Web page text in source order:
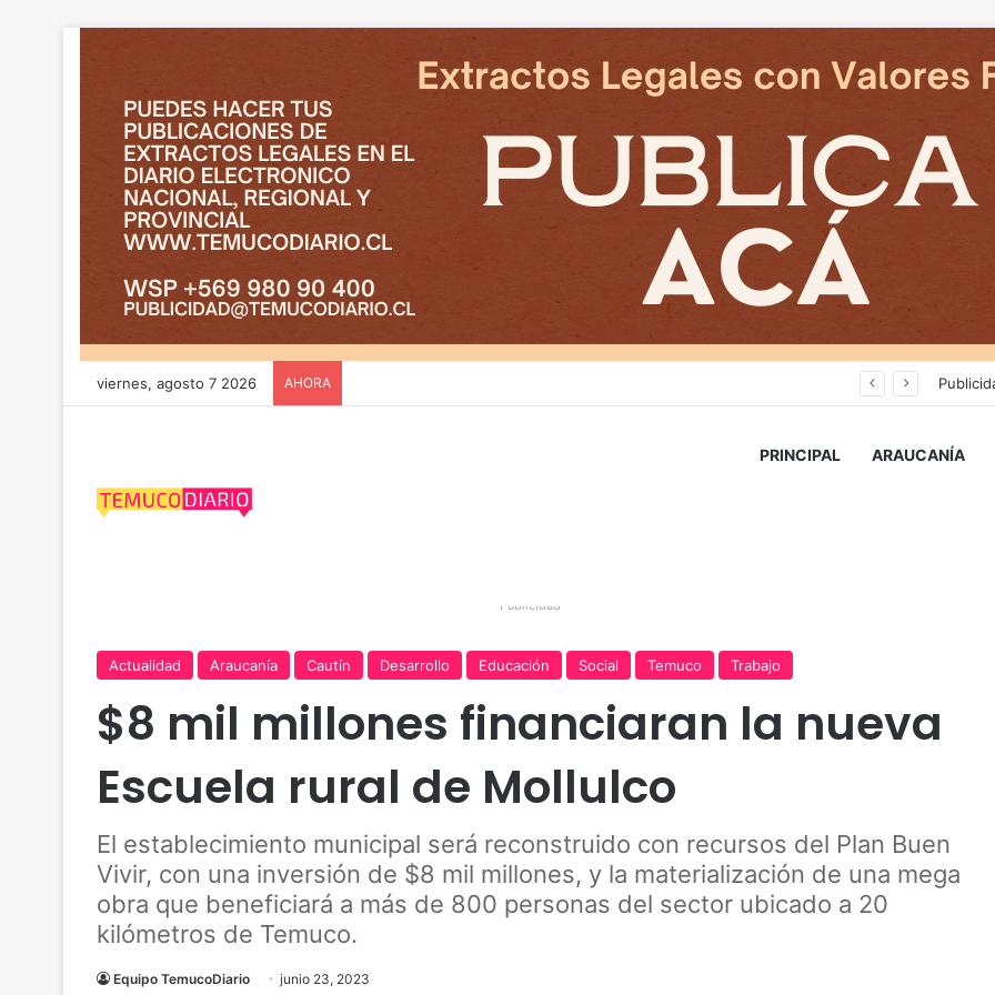
viernes, agosto 7 2026 AHORA
PRINCIPAL ARAUCANÍA
Publicidad
Actualidad Araucanía Cautín Desarrollo Educación Social Temuco Trabajo
$8 mil millones financiaran la nueva
Escuela rural de Mollulco
El establecimiento municipal será reconstruido con recursos del Plan Buen
Vivir, con una inversión de $8 mil millones, y la materialización de una mega
obra que beneficiará a más de 800 personas del sector ubicado a 20
kilómetros de Temuco.
Equipo TemucoDiario junio 23, 2023